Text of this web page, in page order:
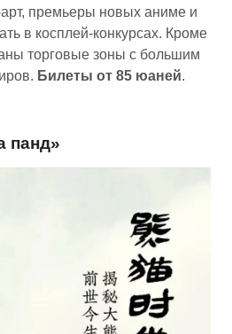
премьеры новых аниме и
в косплей-конкурсах. Кроме
торговые зоны с большим
Билеты от 85 юаней.
панд»